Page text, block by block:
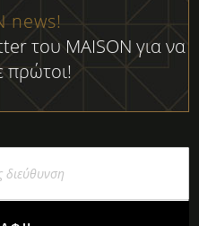
news!
του MAISON για να
πρώτοι!